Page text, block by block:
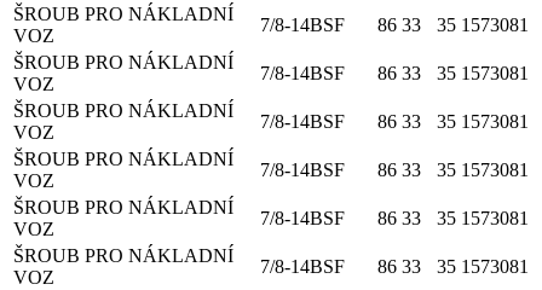
ŠROUB PRO NÁKLADNÍ
VOZ
7/8-14BSF 86 33 35 1573081
ŠROUB PRO NÁKLADNÍ
VOZ
7/8-14BSF 86 33 35 1573081
ŠROUB PRO NÁKLADNÍ
VOZ
7/8-14BSF 86 33 35 1573081
ŠROUB PRO NÁKLADNÍ
VOZ
7/8-14BSF 86 33 35 1573081
ŠROUB PRO NÁKLADNÍ
VOZ
7/8-14BSF 86 33 35 1573081
ŠROUB PRO NÁKLADNÍ
VOZ
7/8-14BSF 86 33 35 1573081